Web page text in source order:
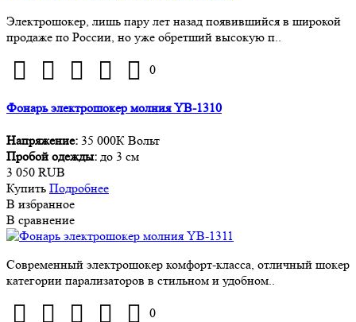
Электрошокер, лишь пару лет назад появившийся в широкой
продаже по России, но уже обретший высокую п..
0
Фонарь электрошокер молния YB-1310
Напряжение: 35 000К Вольт
Пробой одежды: до 3 см
3 050 RUB
Купить Подробнее
В избранное
В сравнение
Современный электрошокер комфорт-класса, отличный шокер
категории парализаторов в стильном и удобном..
0